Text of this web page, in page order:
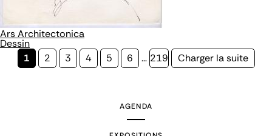
Ars Architectonica
Dessin
Page
1 Page
2 Page
3 Page
4 Page
5 Page
6 … Page
219
Page
Charger la suite
AGENDA